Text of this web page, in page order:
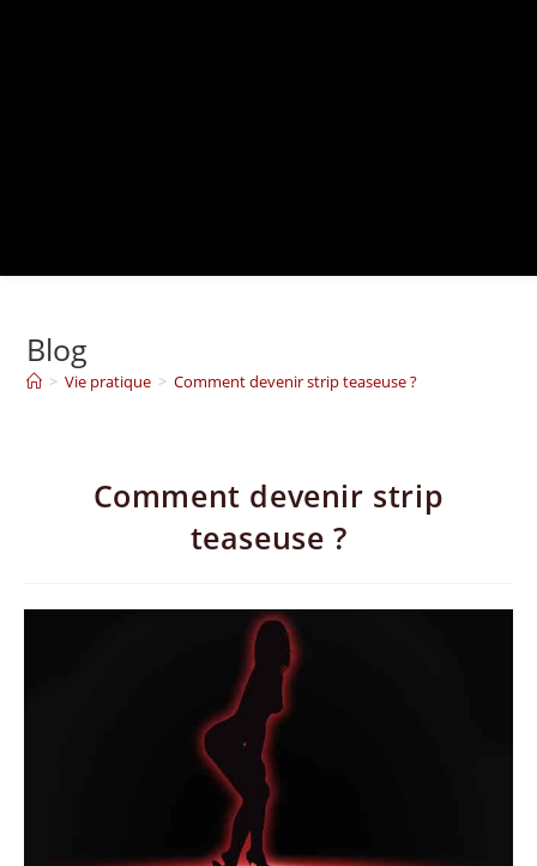
Blog
> Vie pratique > Comment devenir strip teaseuse ?
Comment devenir strip
teaseuse ?